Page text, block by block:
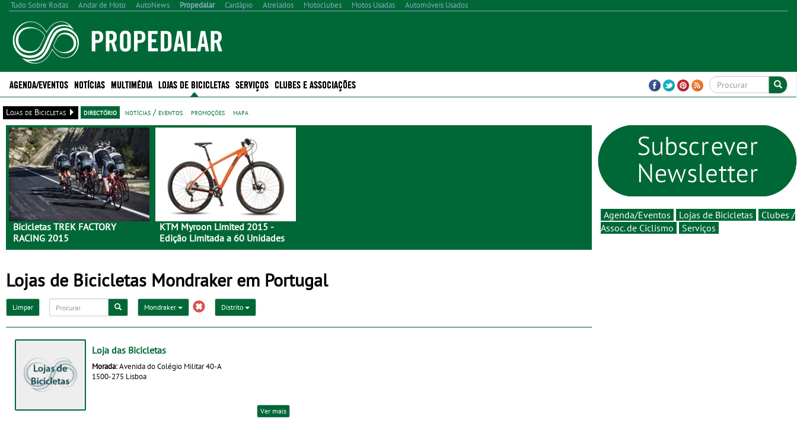
Tudo Sobre Rodas Andar de Moto AutoNews Propedalar Cardápio Atrelados Motoclubes Motos Usadas Automóveis Usados
AGENDA/EVENTOS NOTÍCIAS MULTIMÉDIA LOJAS DE BICICLETAS SERVIÇOS CLUBES E ASSOCIAÇÕES
Lojas de Bicicletas directório notícias / eventos promoções mapa
Bicicletas TREK FACTORY
RACING 2015
KTM Myroon Limited 2015 -
Edição Limitada a 60 Unidades
Lojas de Bicicletas Mondraker em Portugal
Limpar Mondraker Distrito
Loja das Bicicletas
Morada:Avenida do Colégio Militar 40-A
1500-275 Lisboa
Ver mais
Agenda/Eventos Lojas de Bicicletas
Clubes /
Assoc. de Ciclismo
Serviços